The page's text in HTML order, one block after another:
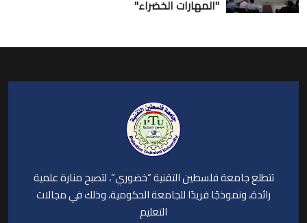
"المهارات الخضراء"
تتطلع جامعة فلسطين التقنية “خضوري”، لتصبح منارة علمية
رائدة، ونموذجًا فريدًا للجامعة الحكومية، وذلك في مجالات
التعليم